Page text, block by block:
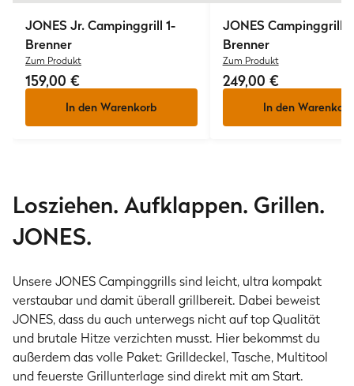
JONES Jr.Campinggrill 1-
Brenner
Zum Produkt
159,00 €
In den Warenkorb
JONES Campinggrill
Brenner
Zum Produkt
249,00 €
In den Warenkorb
Losziehen. Aufklappen. Grillen.
JONES.
Unsere JONES Campinggrills sind leicht, ultra kompakt
verstaubar und damit überall grillbereit. Dabei beweist
JONES, dass du auch unterwegs nicht auf top Qualität
und brutale Hitze verzichten musst. Hier bekommst du
außerdem das volle Paket: Grilldeckel, Tasche, Multitool
und feuerste Grillunterlage sind direkt mit am Start.